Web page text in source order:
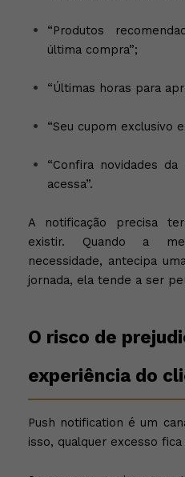
“Produtos
última compra”;
“Últimas horas para
“Seu cupom exclusivo
“Confira novidades
acessa”.
A notificação precisa
existir. Quando a
necessidade, antecipa
jornada, ela tende a ser
O risco de
experiência do
Push notification é um
isso, qualquer excesso